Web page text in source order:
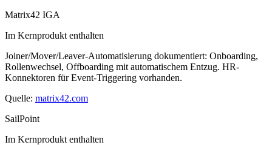
Matrix42 IGA
Im Kernprodukt enthalten
Joiner/Mover/Leaver-Automatisierung dokumentiert: Onboarding,
Rollenwechsel, Offboarding mit automatischem Entzug. HR-
Konnektoren für Event-Triggering vorhanden.
Quelle: matrix42.com
SailPoint
Im Kernprodukt enthalten